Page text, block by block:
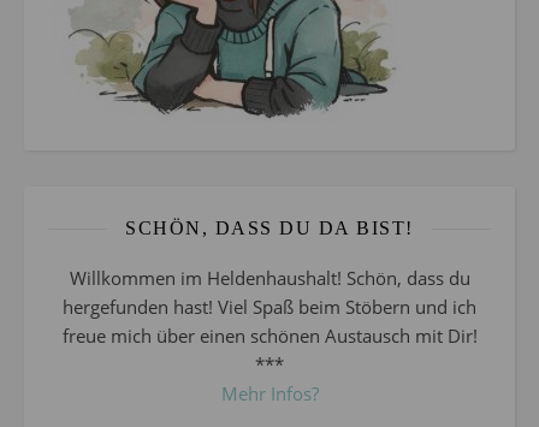
SCHÖN, DASS DU DA BIST!
Willkommen im Heldenhaushalt! Schön, dass du
hergefunden hast! Viel Spaß beim Stöbern und ich
freue mich über einen schönen Austausch mit Dir!
***
Mehr Infos?